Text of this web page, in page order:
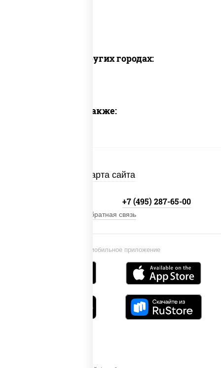
Доставка в других городах:
Предлагаем также:
Карта сайта
Установи мобильное приложение
+7 (495) 287-65-00
Обратная связь